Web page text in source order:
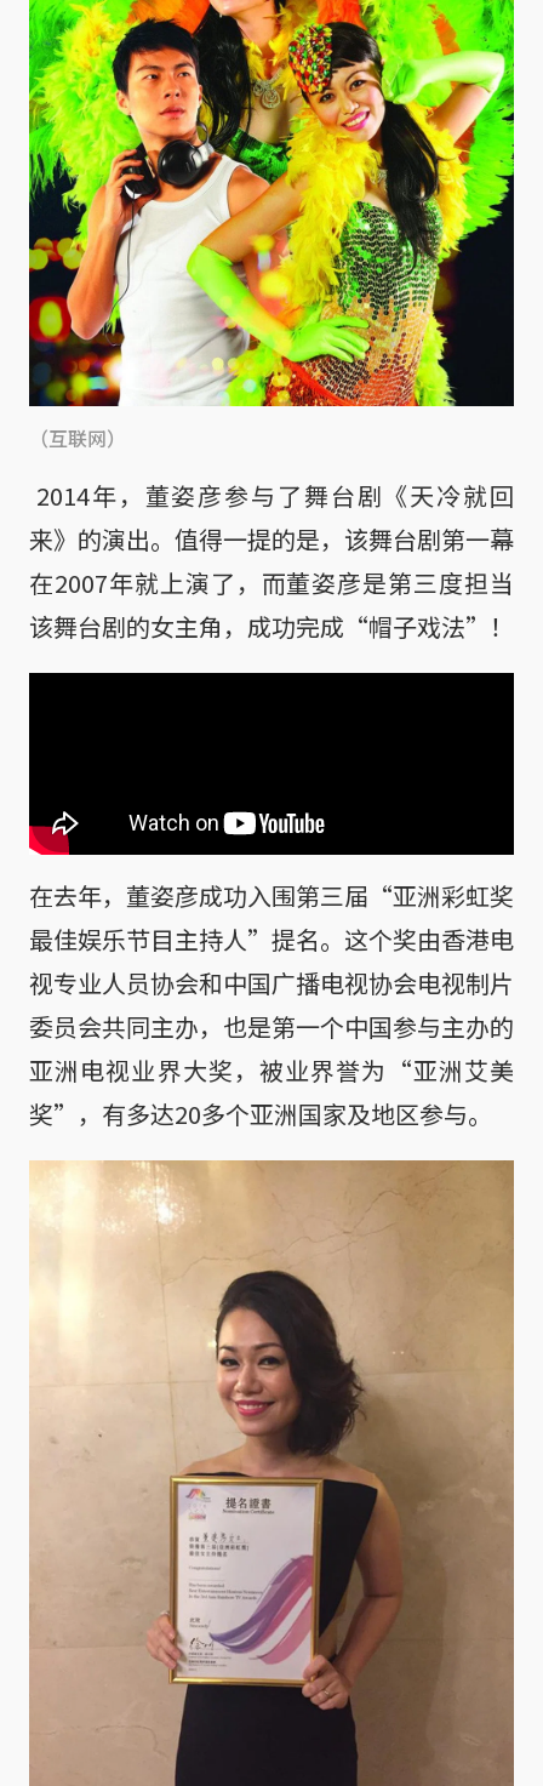
（互联网）
2014年，董姿彦参与了舞台剧《天冷就回
来》的演出。值得一提的是，该舞台剧第一幕
在2007年就上演了，而董姿彦是第三度担当
该舞台剧的女主角，成功完成“帽子戏法”！
在去年，董姿彦成功入围第三届“亚洲彩虹奖
最佳娱乐节目主持人”提名。这个奖由香港电
视专业人员协会和中国广播电视协会电视制片
委员会共同主办，也是第一个中国参与主办的
亚洲电视业界大奖，被业界誉为“亚洲艾美
奖”，有多达20多个亚洲国家及地区参与。